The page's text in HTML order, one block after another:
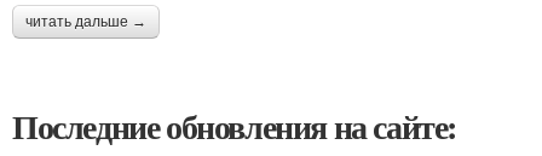
читать дальше →
Последние обновления на сайте: